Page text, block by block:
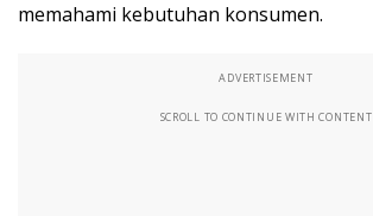
memahami kebutuhan konsumen.
ADVERTISEMENT
SCROLL TO CONTINUE WITH CONTENT